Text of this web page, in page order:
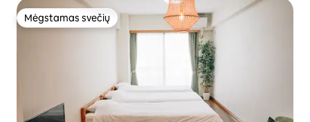
Mėgstamas svečių
Mėgstamas svečių